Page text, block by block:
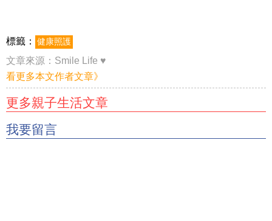
標籤： 健康照護
文章來源： Smile Life ♥
看更多本文作者文章》
更多親子生活文章
我要留言